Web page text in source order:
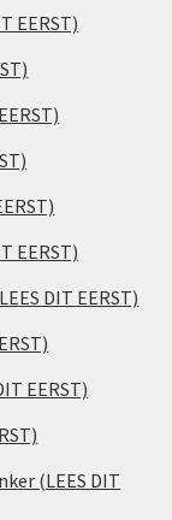
EERST)
EERST)
DIT EERST)
EERST)
(LEES DIT